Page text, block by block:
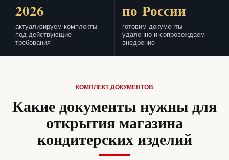
2026
актуализируем комплекты
под действующие
требования
по России
готовим документы
удаленно и сопровождаем
внедрение
КОМПЛЕКТ ДОКУМЕНТОВ
Какие документы нужны для
открытия магазина
кондитерских изделий